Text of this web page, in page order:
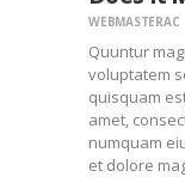
WEBMASTERAC
Quuntur
voluptatem
quisquam
amet,
numquam
et dolore